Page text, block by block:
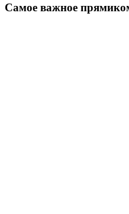
Самое важное